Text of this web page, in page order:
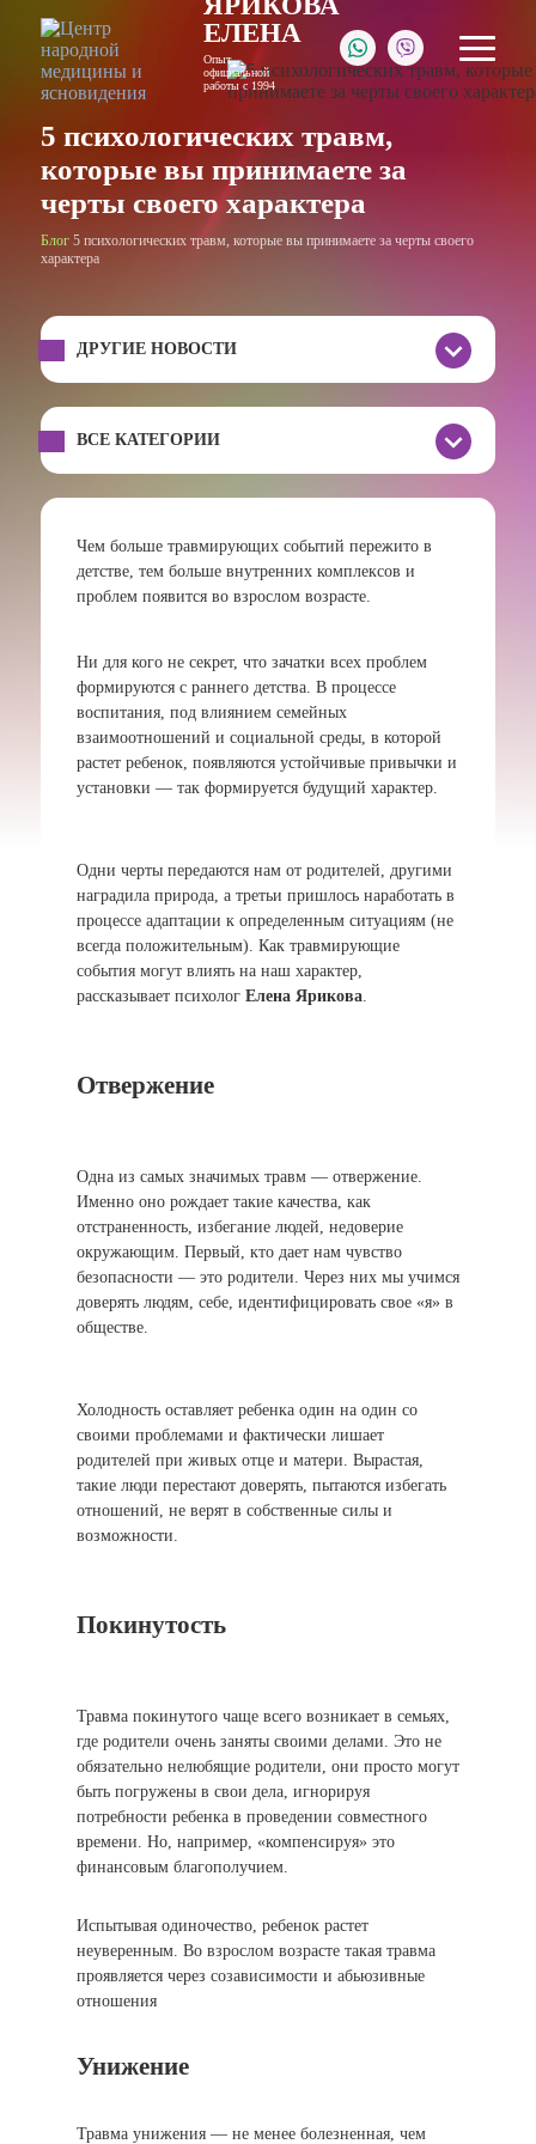
ЕЛЕНА
Опыт
официальной
работы с 1994
5 психологических травм,
которые вы принимаете за
черты своего характера
Блог 5 психологических травм, которые вы принимаете за черты своего
характера
ДРУГИЕ НОВОСТИ
ВСЕ КАТЕГОРИИ
Чем больше травмирующих событий пережито в
детстве, тем больше внутренних комплексов и
проблем появится во взрослом возрасте.
Ни для кого не секрет, что зачатки всех проблем
формируются с раннего детства. В процессе
воспитания, под влиянием семейных
взаимоотношений и социальной среды, в которой
растет ребенок, появляются устойчивые привычки и
установки — так формируется будущий характер.
Одни черты передаются нам от родителей, другими
наградила природа, а третьи пришлось наработать в
процессе адаптации к определенным ситуациям (не
всегда положительным). Как травмирующие
события могут влиять на наш характер,
рассказывает психолог Елена Ярикова.
Отвержение
Одна из самых значимых травм — отвержение.
Именно оно рождает такие качества, как
отстраненность, избегание людей, недоверие
окружающим. Первый, кто дает нам чувство
безопасности — это родители. Через них мы учимся
доверять людям, себе, идентифицировать свое «я» в
обществе.
Холодность оставляет ребенка один на один со
своими проблемами и фактически лишает
родителей при живых отце и матери. Вырастая,
такие люди перестают доверять, пытаются избегать
отношений, не верят в собственные силы и
возможности.
Покинутость
Травма покинутого чаще всего возникает в семьях,
где родители очень заняты своими делами. Это не
обязательно нелюбящие родители, они просто могут
быть погружены в свои дела, игнорируя
потребности ребенка в проведении совместного
времени. Но, например, «компенсируя» это
финансовым благополучием.
Испытывая одиночество, ребенок растет
неуверенным. Во взрослом возрасте такая травма
проявляется через созависимости и абьюзивные
отношения
Унижение
Травма унижения — не менее болезненная, чем